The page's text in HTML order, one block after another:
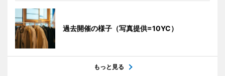
過去開催の様子（写真提供=10YC）
もっと見る